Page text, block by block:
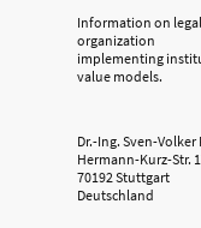
Information on
organization
implementing
value models.
Dr.-Ing. Sven-Volker
Hermann-Kurz-Str.
70192 Stuttgart
Deutschland